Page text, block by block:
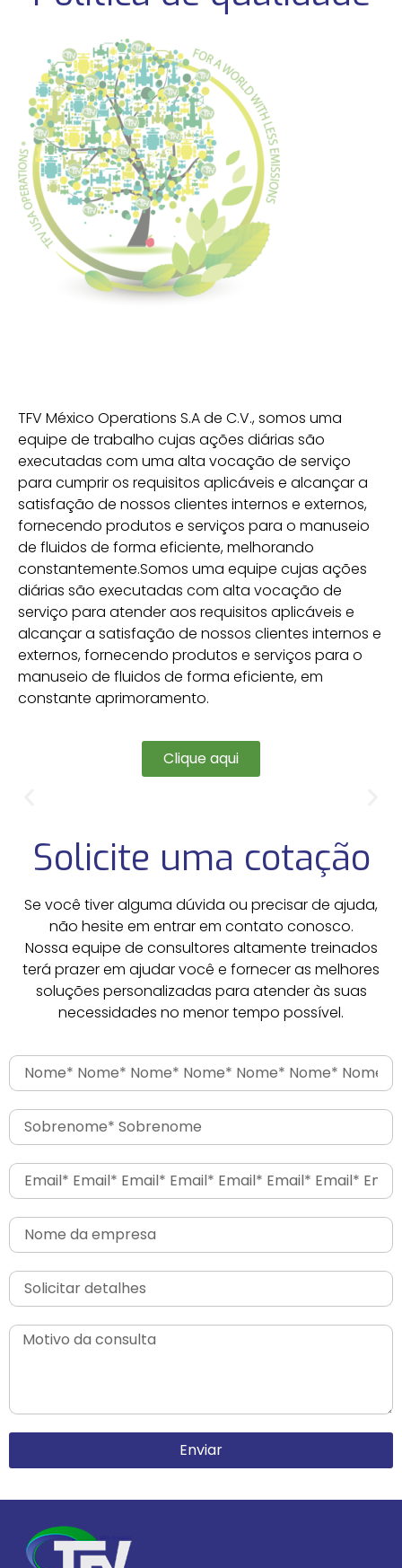
TFV México Operations S.A de C.V., somos uma
equipe de trabalho cujas ações diárias são
executadas com uma alta vocação de serviço
para cumprir os requisitos aplicáveis e alcançar a
satisfação de nossos clientes internos e externos,
fornecendo produtos e serviços para o manuseio
de fluidos de forma eficiente, melhorando
constantemente.Somos uma equipe cujas ações
diárias são executadas com alta vocação de
serviço para atender aos requisitos aplicáveis e
alcançar a satisfação de nossos clientes internos e
externos, fornecendo produtos e serviços para o
manuseio de fluidos de forma eficiente, em
constante aprimoramento.
Clique aqui
Solicite uma cotação
Se você tiver alguma dúvida ou precisar de ajuda,
não hesite em entrar em contato conosco.
Nossa equipe de consultores altamente treinados
terá prazer em ajudar você e fornecer as melhores
soluções personalizadas para atender às suas
necessidades no menor tempo possível.
Enviar